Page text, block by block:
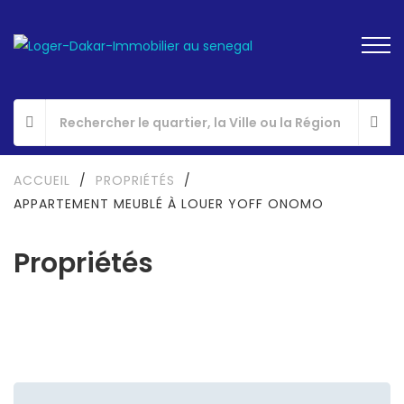
Propriétés
ACCUEIL / PROPRIÉTÉS
/
APPARTEMENT MEUBLÉ À LOUER YOFF ONOMO